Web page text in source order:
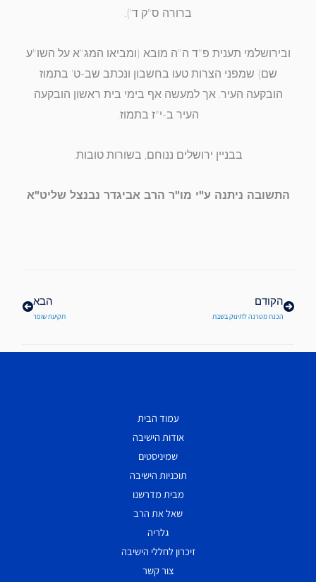
ברורה ס"ק ד').
ובירושלמי תענית פ"ד ה"ה מובא (ומביאו המג"א על השו"ע
שם) שמפני הצרות טעו בחשבון ונכתב שב-ט' בתמוז
הובקעה העיר. אך למעשה אף בימי בית ראשון הובקעה
העיר ב-י"ז בתמוז.
בבניין ירושלים ננוחם, בשורות טובות.
התשובה ניתנה ע"י מו"ר הרב אביגדר נבנצל שליט"א
הקודם
הכנת מטרנה לתינוק בשבת
הבא
תקיעת שופר
עמוד הבית
אודות הישיבה
שמיניסטים
תוכניות הישיבה
מבית מדרשנו
שאל את הרב
גלריה
זיכרון לחללי הישיבה
צור קשר